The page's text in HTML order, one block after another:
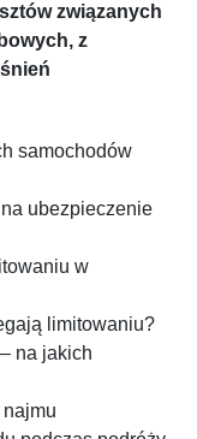
związanych
z
samochodów
ubezpieczenie
w
limitowaniu?
na jakich